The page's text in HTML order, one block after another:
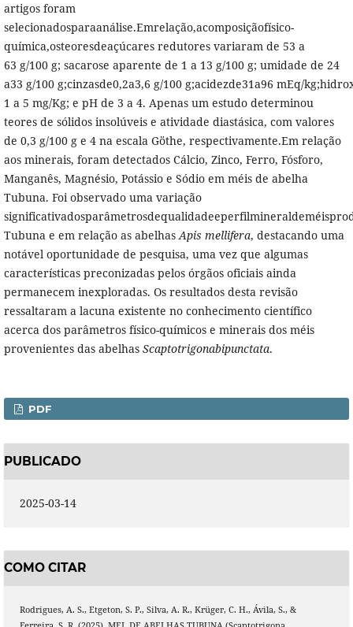
artigos foram
selecionadosparaanálise.Emrelação,acomposiçãofísico-
química,osteoresdeaçúcares redutores variaram de 53 a
63 g/100 g; sacarose aparente de 1 a 13 g/100 g; umidade de 24
a33 g/100 g;cinzasde0,2a3,6 g/100 g;acidezde31a96 mEq/
1 a 5 mg/Kg; e pH de 3 a 4. Apenas um estudo determinou
teores de sólidos insolúveis e atividade diastásica, com valores
de 0,3 g/100 g e 4 na escala Göthe, respectivamente.Em relação
aos minerais, foram detectados Cálcio, Zinco, Ferro, Fósforo,
Manganês, Magnésio, Potássio e Sódio em méis de abelha
Tubuna. Foi observado uma variação
Tubuna e em relação as abelhasApis mellifera, destacando uma
notável oportunidade de pesquisa, uma vez que algumas
características preconizadas pelos órgãos oficiais ainda
permanecem inexploradas. Os resultados desta revisão
ressaltaram a lacuna existente no conhecimento científico
acerca dos parâmetros físico-químicos e minerais dos méis
provenientes das abelhas Scaptotrigonabipunctata.
PDF
PUBLICADO
2025-03-14
COMO CITAR
Rodrigues, A. S., Etgeton, S. P., Silva, A. R., Krüger, C. H., Ávila, S., &